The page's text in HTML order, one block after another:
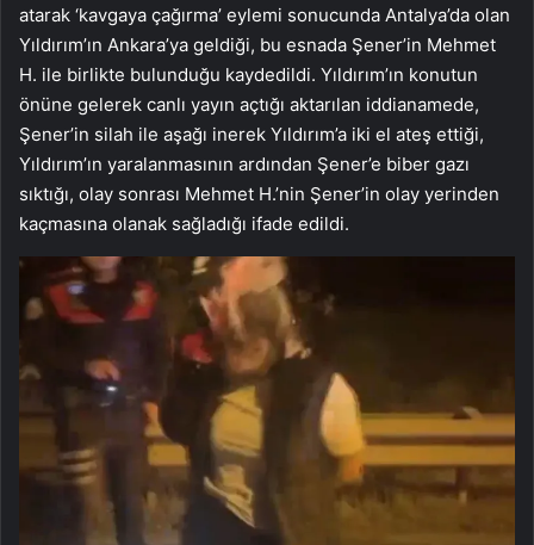
atarak ‘kavgaya çağırma’ eylemi sonucunda Antalya’da olan
Yıldırım’ın Ankara’ya geldiği, bu esnada Şener’in Mehmet
H. ile birlikte bulunduğu kaydedildi. Yıldırım’ın konutun
önüne gelerek canlı yayın açtığı aktarılan iddianamede,
Şener’in silah ile aşağı inerek Yıldırım’a iki el ateş ettiği,
Yıldırım’ın yaralanmasının ardından Şener’e biber gazı
sıktığı, olay sonrası Mehmet H.’nin Şener’in olay yerinden
kaçmasına olanak sağladığı ifade edildi.